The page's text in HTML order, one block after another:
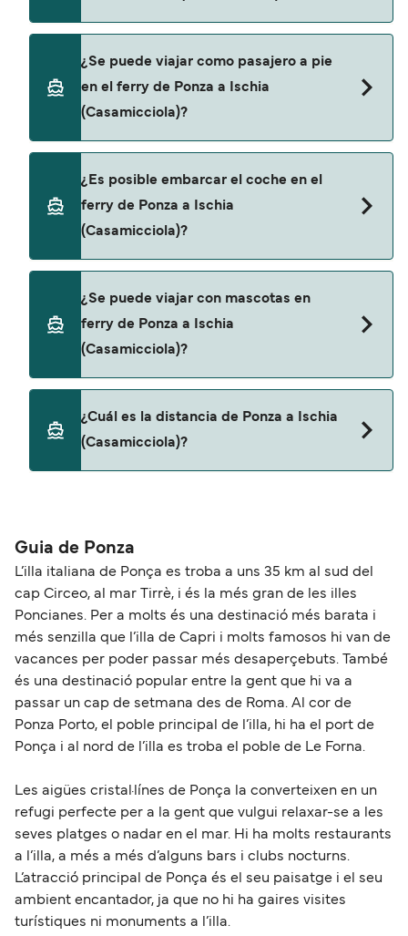
ferry online. Además, también puedes consultar
nuestra página de ofertas para descrubrir las
últimas promociones y descuentos de las
¿Se puede viajar como pasajero a pie
en el ferry de Ponza a Ischia
(Casamicciola)?
SNAV
¿Es posible embarcar el coche en el
ferry de Ponza a Ischia
(Casamicciola)?
SNAV
¿Se puede viajar con mascotas en
ferry de Ponza a Ischia
(Casamicciola)?
¿Cuál es la distancia de Ponza a Ischia
(Casamicciola)?
Guia de Ponza
L’illa italiana de Ponça es troba a uns 35 km al sud del
cap Circeo, al mar Tirrè, i és la més gran de les illes
Poncianes. Per a molts és una destinació més barata i
més senzilla que l’illa de Capri i molts famosos hi van de
vacances per poder passar més desaperçebuts. També
és una destinació popular entre la gent que hi va a
passar un cap de setmana des de Roma. Al cor de
Ponza Porto, el poble principal de l’illa, hi ha el port de
Ponça i al nord de l’illa es troba el poble de Le Forna.
Les aigües cristal·línes de Ponça la converteixen en un
refugi perfecte per a la gent que vulgui relaxar-se a les
seves platges o nadar en el mar. Hi ha molts restaurants
a l’illa, a més a més d’alguns bars i clubs nocturns.
L’atracció principal de Ponça és el seu paisatge i el seu
ambient encantador, ja que no hi ha gaires visites
turístiques ni monuments a l’illa.